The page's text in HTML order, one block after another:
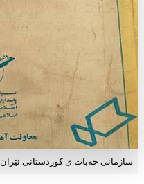
سازمانی خەبات ی كوردستانی ئێران